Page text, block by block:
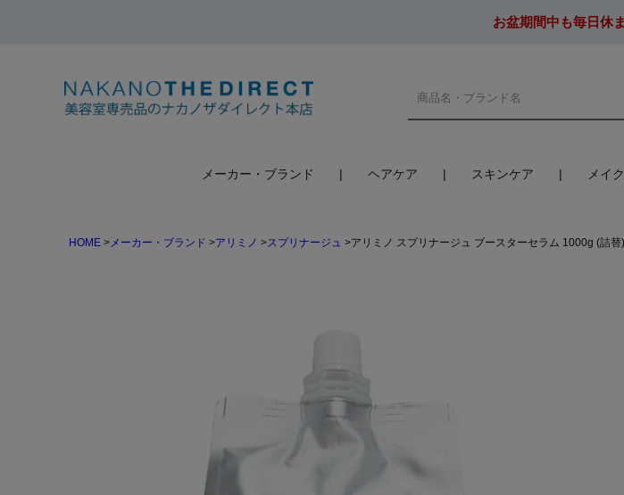
お盆期間中も毎日休
メーカー・ブランド ヘアケア スキンケア メイ
HOME メーカー・ブランド アリミノ スプリナージュ アリミノ スプリナージュ ブースターセラム 1000g (詰替)